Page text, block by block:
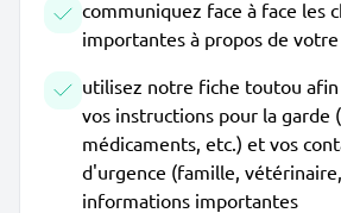
communiquez face à face les
importantes à propos de
utilisez notre fiche toutou
vos instructions pour la garde
médicaments, etc.) et vos
d'urgence (famille,
informations importantes